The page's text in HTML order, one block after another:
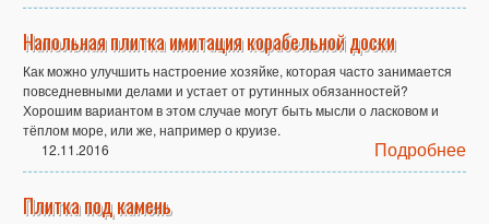
Напольная плитка имитация корабельной доски
Как можно улучшить настроение хозяйке, которая часто занимается
повседневными делами и устает от рутинных обязанностей?
Хорошим вариантом в этом случае могут быть мысли о ласковом и
тёплом море, или же, например о круизе.
12.11.2016
Подробнее
Плитка под камень